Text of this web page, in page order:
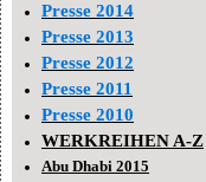
Presse 2014
Presse 2013
Presse 2012
Presse 2011
Presse 2010
WERKREIHEN A-Z
Abu Dhabi 2015